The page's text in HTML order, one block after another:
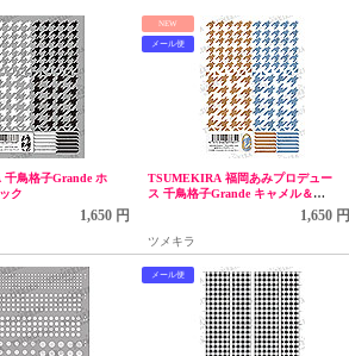
鳥格子Grande ホ
ク
1,650 円
NEW
メール便
TSUMEKIRA 福岡あみプロデュー
ス 千鳥格子Grande キャメル＆ブ
1,650 円
ツメキラ
メール便